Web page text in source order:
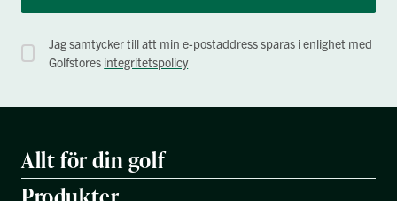
Jag samtycker till att min e-postaddress sparas i enlighet med
Golfstores integritetspolicy
Allt för din golf